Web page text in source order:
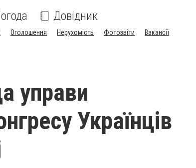
Довідник
Оголошення Нерухомість Фотозвіти Вакансії
управи
Українців